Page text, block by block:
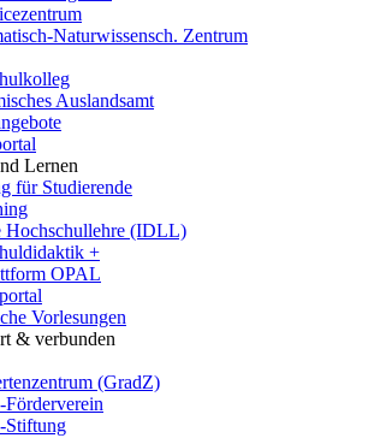
Naturwissensch. Zentrum
Auslandsamt
Lernen
für Studierende
Hochschullehre (IDLL)
+
OPAL
Vorlesungen
& verbunden
(GradZ)